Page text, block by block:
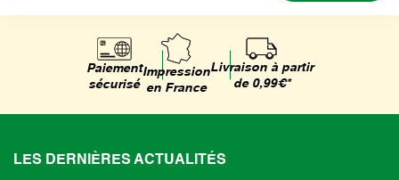
Paiement
sécurisé
Impression
en France
Livraison à partir
de 0,99€*
LES DERNIÈRES ACTUALITÉS